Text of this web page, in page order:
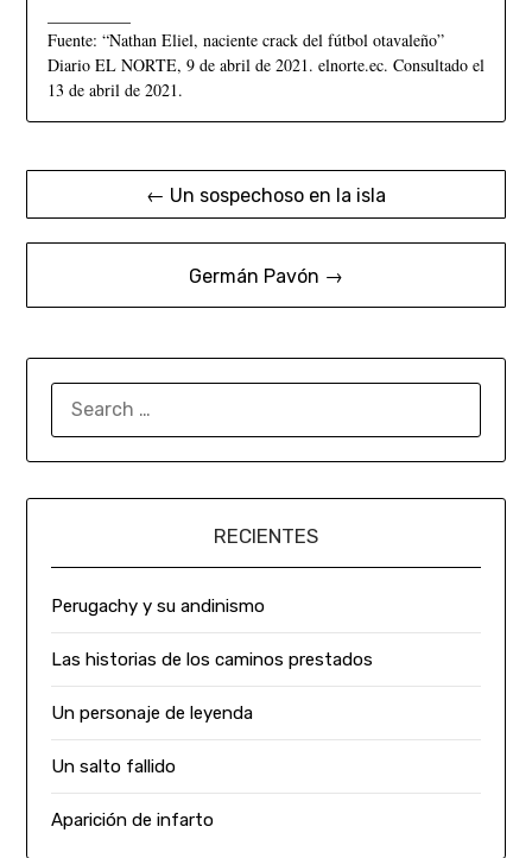
Fuente: “Nathan Eliel, naciente crack del fútbol otavaleño”
Diario EL NORTE, 9 de abril de 2021. elnorte.ec. Consultado el
13 de abril de 2021.
← Un sospechoso en la isla
Germán Pavón →
RECIENTES
Perugachy y su andinismo
Las historias de los caminos prestados
Un personaje de leyenda
Un salto fallido
Aparición de infarto